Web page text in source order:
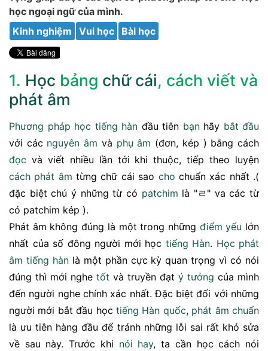
học ngoại ngữ của mình.
Kinh nghiệm
Vui học Bài học
1. Học bảng chữ cái, cách viết và
phát âm
Phương pháp học tiếng hàn đầu tiên bạnhãy bắt đầu
với các nguyên âm và phụ âm (đơn, kép ) bằng cách
đọc và viết nhiều lần tới khi thuộc, tiếp theo luyện
cách phát âm từng chữ cái sao cho chuẩn xác nhất .(
đặc biệt chú ý những từ có patchim là "ㄹ" va các từ
có patchim kép ).
Phát âm không đúng là một trong những điểm yếu lớn
nhất của số đông người mới học tiếng Hàn. Học phát
âm tiếng hànlà một phần cực kỳ quan trọng vì có nói
đúng thì mới nghe tốt và truyền đạt ý tưởng của mình
đến người nghe chính xác nhất. Đặc biệt đối với những
người mới bắt đầu học tiếng Hàn quốc, phát âm chuẩn
là ưu tiên hàng đầu để tránh những lỗi sai rất khó sửa
về sau này. Trước khi nói hay, ta cần học cách nói